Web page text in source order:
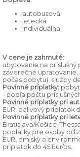
autobusová
letecká
individuálna
V cene je zahrnuté:
ubytovanie na príslušný
záverečné
počas pobytu), služby
Povinné príplatky:
- podľa počtu
Povinné príplatky pri
EUR, palivový príplatok
Povinné príplatky pri
Bratislava/Košice-
poplatky pre osoby od 2
EUR, emiský a
príplatok do 45 Eur/os.